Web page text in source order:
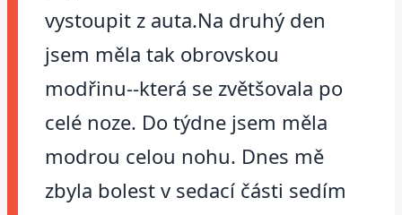
vystoupit z auta.Na druhý den
jsem měla tak obrovskou
modřinu--která se zvětšovala po
celé noze. Do týdne jsem měla
modrou celou nohu. Dnes mě
zbyla bolest v sedací části sedím